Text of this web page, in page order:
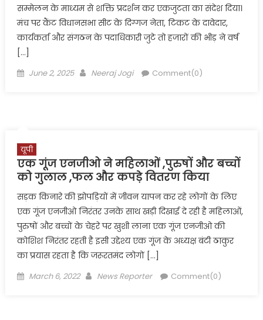
सम्मेलन के माध्यम से शक्ति प्रदर्शन कर एकजुटता का संदेश दिया।
मंच पर कैंट विधानसभा सीट के दिग्गज नेता, टिकट के दावेदार,
कार्यकर्ता और संगठन के पदाधिकारी जुटे तो हजारों की भीड़ ने वर्ष
[…]
Posted
June 2, 2025 Author
Neeraj Jogi Comment(0)
यूपी
एक गूंज एनजीओ ने महिलाओं ,पुरुषों और बच्चों
को गुलाल ,फल और कपड़े वितरण किया
सड़क किनारे की झोपड़ियों में जीवन यापन कर रहे लोगों के लिए
एक गूंज एनजीओ निरंतर उनके साथ खड़ी दिखाई दे रही है महिलाओं,
पुरुषों और बच्चों के चेहरे पर खुशी लाना एक गूंज एनजीओ की
कोशिश निरंतर रहती है इसी उद्देश्य एक गूंज के अध्यक्ष बंटी ठाकुर
का प्रयास रहता है कि जरूरतमंद लोगों […]
Posted
March 6, 2022 Author
News Reporter Comment(0)